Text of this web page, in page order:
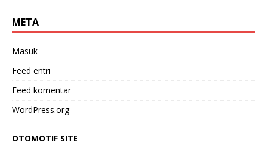
META
Masuk
Feed entri
Feed komentar
WordPress.org
OTOMOTIF SITE